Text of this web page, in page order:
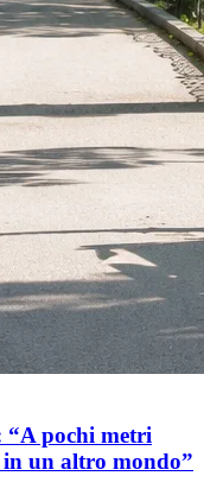
“A pochi metri
un altro mondo”